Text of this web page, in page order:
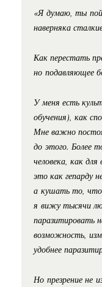
«Я думаю, ты
наверняка
Как перестать
но подавляющее
У меня есть
обучения), как
Мне важно
до этого. Более
человека, как
это как гепарду
а кушать то,
я вижу тысячи
паразитировать
возможность,
удобнее
Но презрение не